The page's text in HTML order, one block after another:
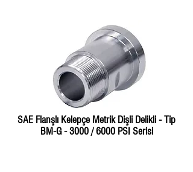
SAE Flanşlı Kelepçe Metrik Dişli Delikli - Tip
BM-G - 3000 / 6000 PSI Serisi